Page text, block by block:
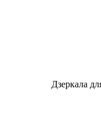
Дзеркала